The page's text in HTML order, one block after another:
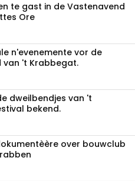
te gast in de Vastenavend
Ore
n'evenemente vor de
van 't Krabbegat.
dweilbendjes van 't
bekend.
over bouwclub